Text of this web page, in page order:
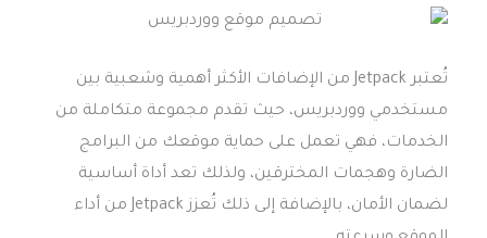
تُعتبر Jetpack من الإضافات الأكثر أهمية وشعبية بين
مستخدمي ووردبريس، حيث تقدم مجموعة متكاملة من
الخدمات، فهي تعمل على حماية موقعك من البرامج
الضارة وهجمات المخترقين، ولذلك تعد أداة أساسية
لضمان الأمان، بالإضافة إلى ذلك تُعزز Jetpack من أداء